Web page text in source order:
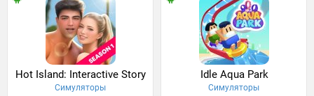
Hot Island: Interactive Story
Симуляторы
Idle Aqua Park
Симуляторы